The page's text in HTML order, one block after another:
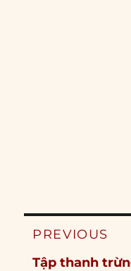
Post
PREVIOUS
Previous
Tập thanh